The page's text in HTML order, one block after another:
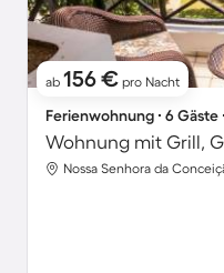
ab 156 € pro Nacht
Ferienwohnung ∙ 6 Gäste
Nossa Senhora da